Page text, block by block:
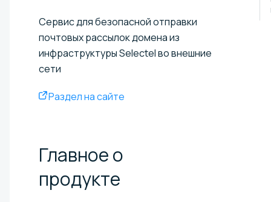
Сервис для безопасной отправки
почтовых рассылок домена из
инфраструктуры Selectel во внешние
сети
Раздел на сайте
Главное о
продукте